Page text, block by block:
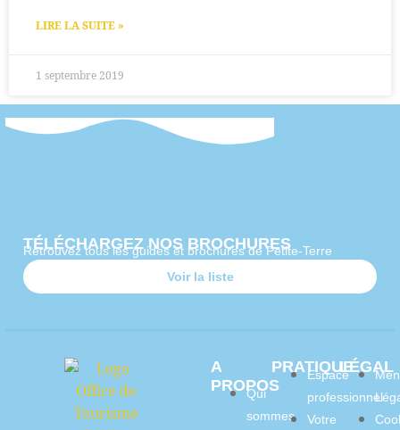
LIRE LA SUITE »
1 septembre 2019
TÉLÉCHARGEZ NOS BROCHURES
Retrouvez tous les guides et brochures de Petite-Terre
Voir la liste
A
PROPOS
Qui
sommes
PRATIQUE
Espace
professionnel
Votre
LÉGAL